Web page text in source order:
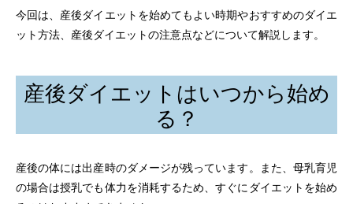
今回は、産後ダイエットを始めてもよい時期やおすすめのダイエ
ット方法、産後ダイエットの注意点などについて解説します。
産後ダイエットはいつから始め
る？
産後の体には出産時のダメージが残っています。また、母乳育児
の場合は授乳でも体力を消耗するため、すぐにダイエットを始め